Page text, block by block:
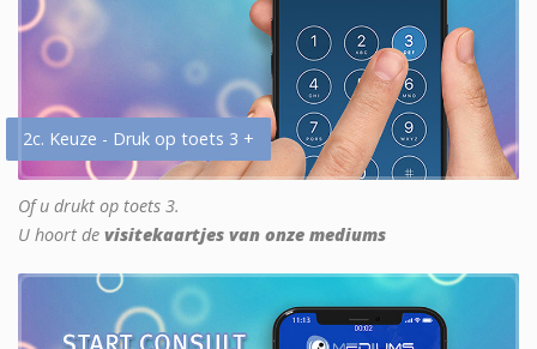
2c. Keuze - Druk op toets 3 +
Of u drukt op toets 3.
U hoort de visitekaartjes van onze mediums